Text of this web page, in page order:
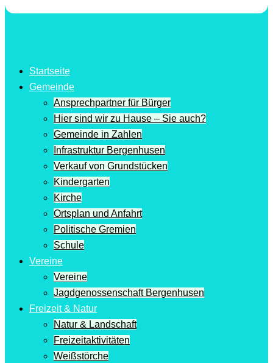
Startseite
Gemeinde
Ansprechpartner für Bürger
Hier sind wir zu Hause – Sie auch?
Gemeinde in Zahlen
Infrastruktur Bergenhusen
Verkauf von Grundstücken
Kindergarten
Kirche
Ortsplan und Anfahrt
Politische Gremien
Schule
Vereine
Vereine
Jagdgenossenschaft Bergenhusen
Freizeit & Natur
Natur & Landschaft
Freizeitaktivitäten
Weißstörche